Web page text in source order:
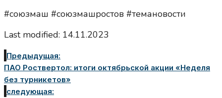
#союзмаш #союзмашростов #темановости
Last modified: 14.11.2023
Предыдущая:
ПАО Роствертол: итоги октябрьской акции «Неделя
без турникетов»
следующая: